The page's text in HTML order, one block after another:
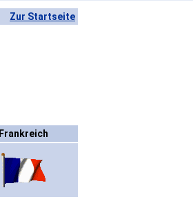
Zur Startseite
Frankreich